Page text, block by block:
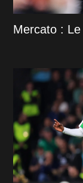
Mercato :